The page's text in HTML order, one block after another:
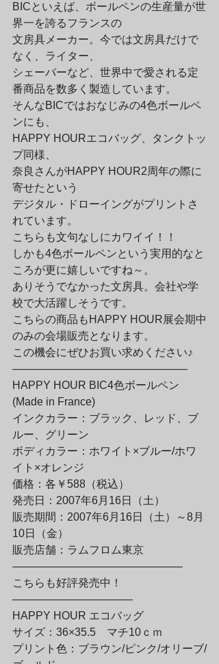
BICといえば、ボールペンの生産量が世
界一を誇るフランスの
文房具メーカー。今では文房具だけで
なく、ライター、
シェーバーなど、世界中で愛される定
番商品を数多く製造しています。
そんなBICではおなじみの4色ボールペ
ンにも、
HAPPY HOURエコバッグ、タンクトッ
プ同様、
奈良さんがHAPPY HOUR2周年の際に
寄せたという
デジタル・ドローイングがプリントさ
れています。
こちらも文句なしにカワイイ！！
しかも4色ボールペンという実用的なと
ころが更に嬉しいですね～。
ありそうでなかった文房具。会社や学
校で大活躍しそうです。
こちらの商品もHAPPY HOUR展会期中
のみの会場販売となります。
この機会にぜひお買い求めください♪
————————————————
HAPPY HOUR BIC4色ボールペン
(Made in France)
インクカラー：ブラック、レッド、ブ
ルー、グリーン
ボディカラー：ホワイト×ブルー/ホワ
イト×オレンジ
価格：各￥588（税込）
発売日：2007年6月16日（土）
販売期間：2007年6月16日（土）～8月
10日（金）
販売店舗：ラムフロム東京
———————————————–
こちらも好評発売中！
———————————
HAPPY HOUR エコバッグ
サイズ：36×35.5　マチ10ｃｍ
プリント色：ブラウン/ピンク/オリーブ/